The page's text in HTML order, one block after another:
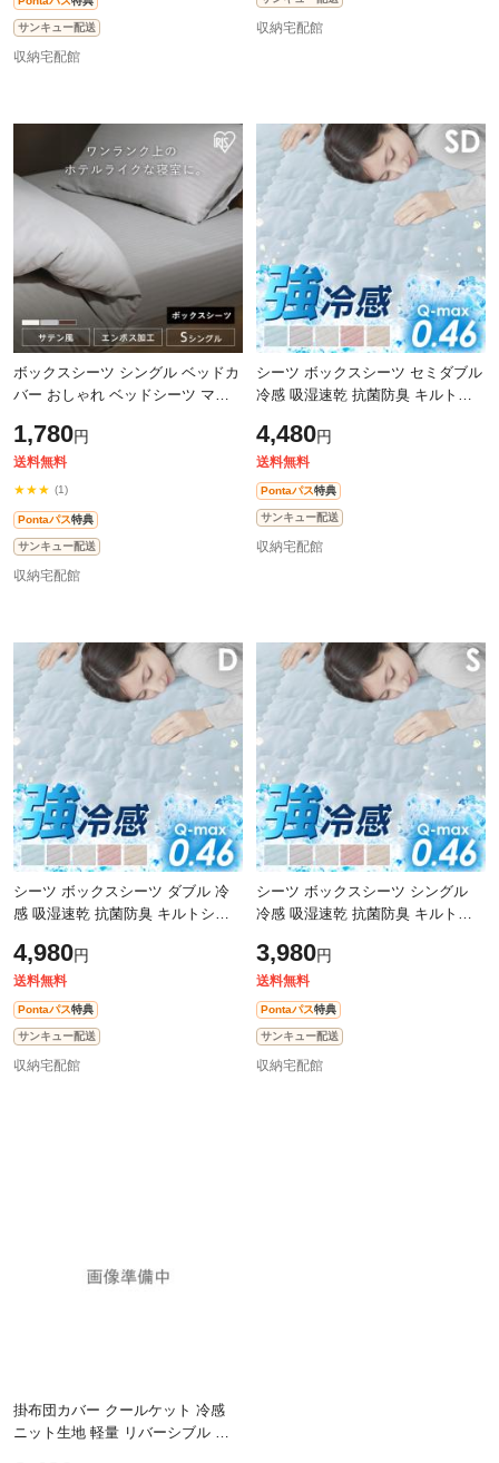
サンキュー配送
収納宅配館
収納宅配館
ボックスシーツ シングル ベッドカ
バー おしゃれ ベッドシーツ マッ
ホテルライク シーツ ベット アイ
リ
1,780円
送料無料
★★★ (1)
Pontaパス特典
サンキュー配送
収納宅配館
シーツ ボックスシーツ セミダブル
冷感 吸湿速乾 抗菌防臭 キルトシ
4,480円
送料無料
Pontaパス特典
サンキュー配送
収納宅配館
シーツ ボックスシーツ ダブル 冷
感 吸湿速乾 抗菌防臭 キルトシー
4,980円
送料無料
Pontaパス特典
サンキュー配送
収納宅配館
シーツ ボックスシーツ シングル
冷感 吸湿速乾 抗菌防臭 キルトシ
3,980円
送料無料
Pontaパス特典
サンキュー配送
収納宅配館
掛布団カバー クールケット 冷感
ニット生地 軽量 リバーシブル 洗